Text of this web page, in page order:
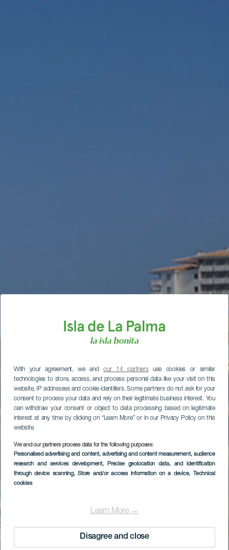
With your agreement, we andour 14 partnersuse cookies or similar
technologies to store, access, and process personal data like your visit on this
website, IP addresses and cookie identifiers. Some partners do not ask for your
consent to process your data and rely on their legitimate business interest. You
can withdraw your consent or object to data processing based on legitimate
interest at any time by clicking on “Learn More” or in our Privacy Policy on this
website.
We and our partners process data for the following purposes:
Personalised advertising and content, advertising and content measurement, audience
research and services development, Precise geolocation data, and identification
through device scanning, Store and/or access information on a device, Technical
cookies
Learn More →
Disagree and close